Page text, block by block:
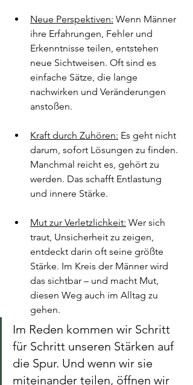
Neue Perspektiven: Wenn Männer
ihre Erfahrungen, Fehler und
Erkenntnisse teilen, entstehen
neue Sichtweisen. Oft sind es
einfache Sätze, die lange
nachwirken und Veränderungen
anstoßen.
Kraft durch Zuhören: Es geht nicht
darum, sofort Lösungen zu finden.
Manchmal reicht es, gehört zu
werden. Das schafft Entlastung
und innere Stärke.
Mut zur Verletzlichkeit: Wer sich
traut, Unsicherheit zu zeigen,
entdeckt darin oft seine größte
Stärke. Im Kreis der Männer wird
das sichtbar – und macht Mut,
diesen Weg auch im Alltag zu
gehen.
Im Reden kommen wir Schritt
für Schritt unseren Stärken auf
die Spur. Und wenn wir sie
miteinander teilen, öffnen wir